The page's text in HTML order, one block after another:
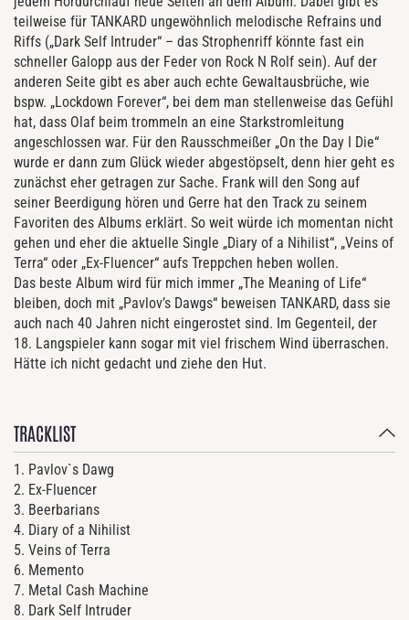
teilweise für TANKARD ungewöhnlich melodische Refrains und
Riffs („Dark Self Intruder“ – das Strophenriff könnte fast ein
schneller Galopp aus der Feder von Rock N Rolf sein). Auf der
anderen Seite gibt es aber auch echte Gewaltausbrüche, wie
bspw. „Lockdown Forever“, bei dem man stellenweise das Gefühl
hat, dass Olaf beim trommeln an eine Starkstromleitung
angeschlossen war. Für den Rausschmeißer „On the Day I Die“
wurde er dann zum Glück wieder abgestöpselt, denn hier geht es
zunächst eher getragen zur Sache. Frank will den Song auf
seiner Beerdigung hören und Gerre hat den Track zu seinem
Favoriten des Albums erklärt. So weit würde ich momentan nicht
gehen und eher die aktuelle Single „Diary of a Nihilist“, „Veins of
Terra“ oder „Ex-Fluencer“ aufs Treppchen heben wollen.
Das beste Album wird für mich immer „The Meaning of Life“
bleiben, doch mit „Pavlov’s Dawgs“ beweisen TANKARD, dass sie
auch nach 40 Jahren nicht eingerostet sind. Im Gegenteil, der
18. Langspieler kann sogar mit viel frischem Wind überraschen.
Hätte ich nicht gedacht und ziehe den Hut.
TRACKLIST
1. Pavlov`s Dawg
2. Ex-Fluencer
3. Beerbarians
4. Diary of a Nihilist
5. Veins of Terra
6. Memento
7. Metal Cash Machine
8. Dark Self Intruder